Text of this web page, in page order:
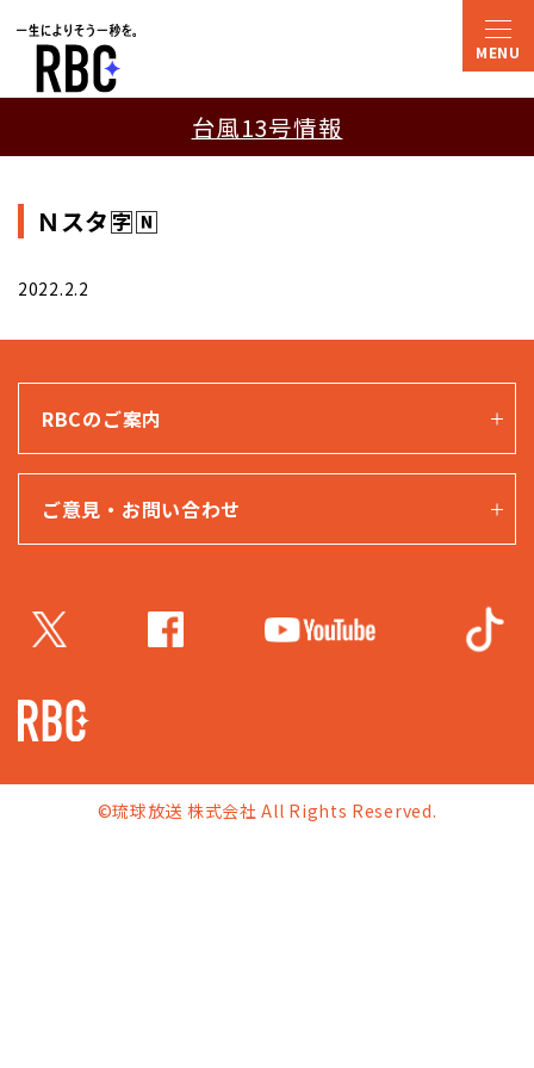
台風13号情報
Ｎスタ🈑🄽
2022.2.2
RBCのご案内
ご意見・お問い合わせ
©琉球放送 株式会社 All Rights Reserved.